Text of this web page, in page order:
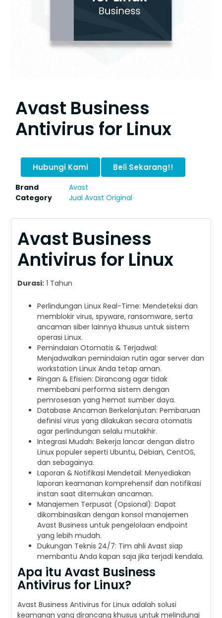
Avast Business
Antivirus for Linux
Hubungi Kami Beli Sekarang!!
Brand
Avast
Category
Jual Avast Original
Avast Business
Antivirus for Linux
Durasi: 1 Tahun
Perlindungan Linux Real-Time: Mendeteksi dan
memblokir virus, spyware, ransomware, serta
ancaman siber lainnya khusus untuk sistem
operasi Linux.
Pemindaian Otomatis & Terjadwal:
Menjadwalkan pemindaian rutin agar server dan
workstation Linux Anda tetap aman.
Ringan & Efisien: Dirancang agar tidak
membebani performa sistem dengan
pemrosesan yang hemat sumber daya.
Database Ancaman Berkelanjutan: Pembaruan
definisi virus yang dilakukan secara otomatis
agar perlindungan selalu mutakhir.
Integrasi Mudah: Bekerja lancar dengan distro
Linux populer seperti Ubuntu, Debian, CentOS,
dan sebagainya.
Laporan & Notifikasi Mendetail: Menyediakan
laporan keamanan komprehensif dan notifikasi
instan saat ditemukan ancaman.
Manajemen Terpusat (Opsional): Dapat
dikombinasikan dengan konsol manajemen
Avast Business untuk pengelolaan endpoint
yang lebih mudah.
Dukungan Teknis 24/7: Tim ahli Avast siap
membantu Anda kapan saja jika terjadi kendala.
Apa itu Avast Business
Antivirus for Linux?
Avast Business Antivirus for Linux adalah solusi
keamanan yang dirancang khusus untuk melindungi